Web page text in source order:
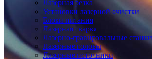
Лазерная резка
Установки лазерной очистки
Блоки питания
Лазерная сварка
Лазерно-гравировальные станки
Лазерные головы
Лазерные источники